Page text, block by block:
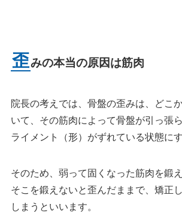
歪みの本当の原因は筋肉
院長の考えでは、骨盤の歪みは、どこ
いて、その筋肉によって骨盤が引っ張
ライメント（形）がずれている状態にす
そのため、弱って固くなった筋肉を鍛
そこを鍛えないと歪んだままで、矯正
しまうといいます。